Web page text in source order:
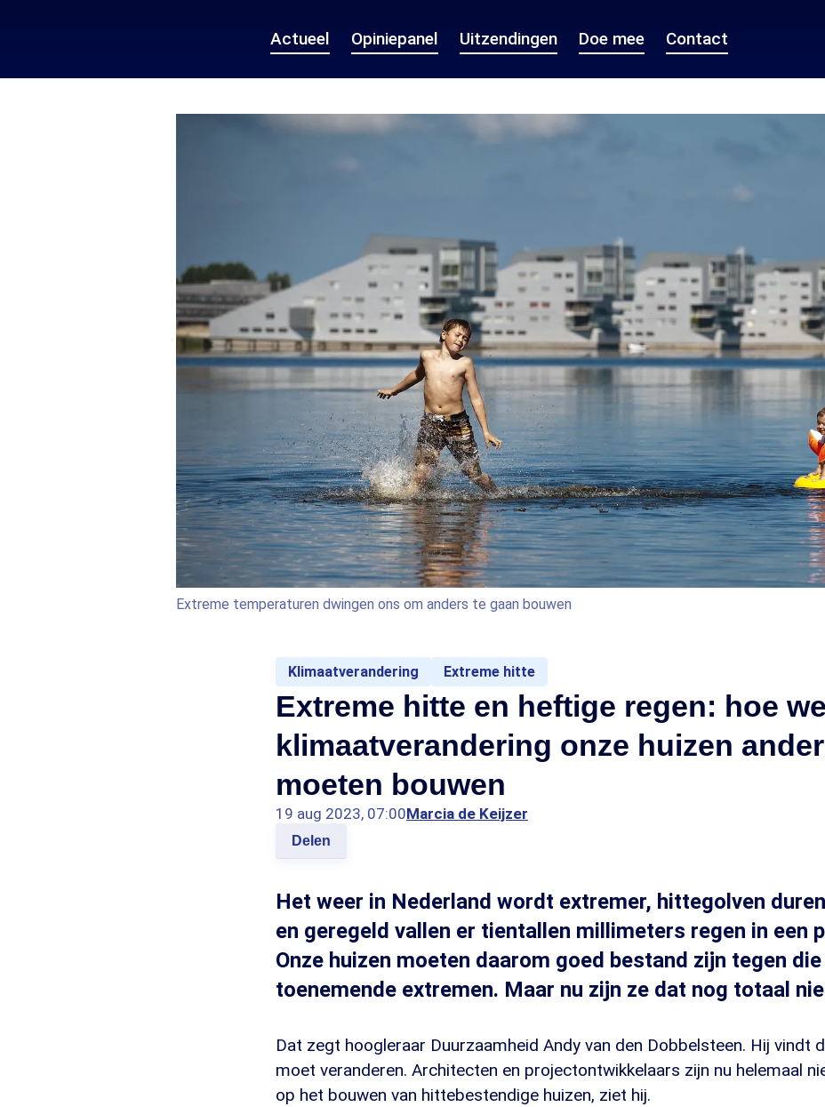
Actueel Opiniepanel Uitzendingen Doe mee Contact
Extreme temperaturen dwingen ons om anders te gaan bouwen
Klimaatverandering Extreme hitte
Extreme hitte en heftige regen: hoe
klimaatverandering onze huizen
moeten bouwen
19 aug 2023, 07:00Marcia de Keijzer
Delen
Het weer in Nederland wordt extremer, hittegolven
en geregeld vallen er tientallen millimeters regen in een
Onze huizen moeten daarom goed bestand zijn tegen die
toenemende extremen. Maar nu zijn ze dat nog totaal
Dat zegt hoogleraar Duurzaamheid Andy van den Dobbelsteen. Hij vindt
moet veranderen. Architecten en projectontwikkelaars zijn nu helemaal
op het bouwen van hittebestendige huizen, ziet hij.